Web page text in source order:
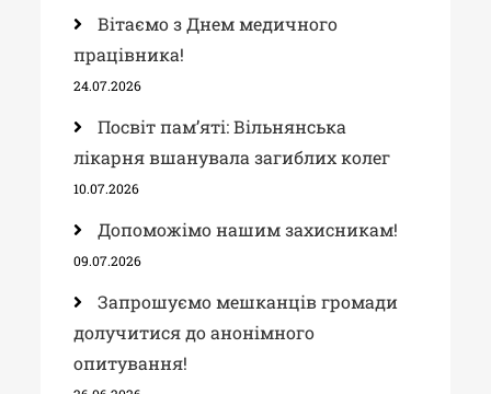
Вітаємо з Днем медичного
працівника!
24.07.2026
Посвіт пам’яті: Вільнянська
лікарня вшанувала загиблих колег
10.07.2026
Допоможімо нашим захисникам!
09.07.2026
Запрошуємо мешканців громади
долучитися до анонімного
опитування!